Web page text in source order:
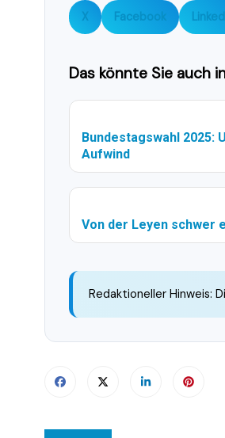
X Facebook
Das könnte Sie auch
Bundestagswahl 2025:
Aufwind
Von der Leyen schwer
Redaktioneller Hinweis: